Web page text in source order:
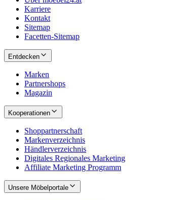
Karriere
Kontakt
Sitemap
Facetten-Sitemap
Entdecken
Marken
Partnershops
Magazin
Kooperationen
Shoppartnerschaft
Markenverzeichnis
Händlerverzeichnis
Digitales Regionales Marketing
Affiliate Marketing Programm
Unsere Möbelportale